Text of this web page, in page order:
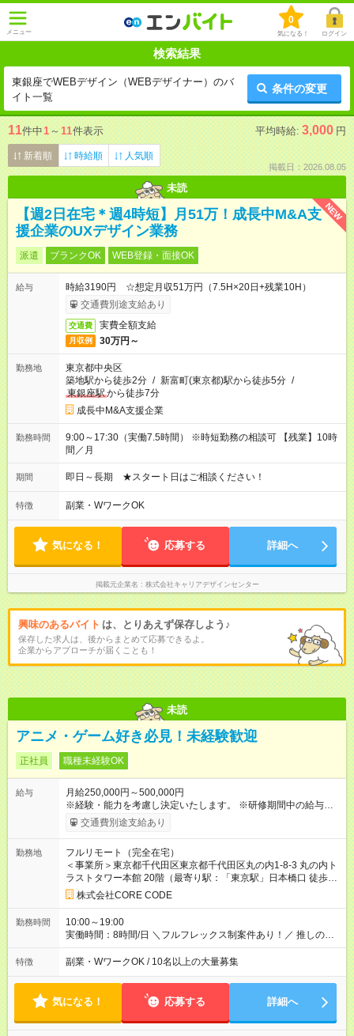
メニュー
0
気になる！ ログイン
検索結果
東銀座でWEBデザイン（WEBデザイナー）のバ
イト一覧
条件の変更
11件中1 ～ 11件表示 平均時給: 3,000 円
新着順 時給順 人気順
掲載日：2026.08.05
未読
NEW
【週2日在宅＊週4時短】月51万！成長中M&A支
援企業のUXデザイン業務
派遣 ブランクOK WEB登録・面接OK
給与
時給3190円 ☆想定月収51万円（7.5H×20日+残業10H）
交通費別途支給あり
交通費 実費全額支給
月収例 30万円～
勤務地
東京都中央区
築地駅から徒歩2分 / 新富町(東京都)駅から徒歩5分 /
東銀座駅から徒歩7分
成長中M&A支援企業
勤務時間
9:00～17:30（実働7.5時間） ※時短勤務の相談可 【残業】10時
間／月
期間 即日～長期 ★スタート日はご相談ください！
特徴 副業・WワークOK
気になる！ 応募する 詳細へ
掲載元企業名 株式会社キャリアデザインセンター
興味のあるバイト は、とりあえず保存しよう♪
保存した求人は、後からまとめて応募できるよ。
企業からアプローチが届くことも！
未読
アニメ・ゲーム好き必見！未経験歓迎
正社員 職種未経験OK
給与
月給250,000円～500,000円
※経験・能力を考慮し決定いたします。 ※研修期間中の給与は
月収21万円～となります。 （残業代は別途全額支給） 【試用期
間】試用期間あり 試用期間の長さ：6ヶ月 ※ 雇用形態と給与
（契約社員） 給与：月給 210,000円 ～ 500,000円 経験・能力を
考慮し決定いたします。 試用期間と研修期間は異なります ∟試
用期間：6ヶ月 ∟研修期間：12ヶ月 試用期間中の雇用形態は契
約社員となりますが、そのほか待遇は異なりません。 ■試用期間
中の給与は支社により異なります。 本求人では東京本社の給与
額を記載しています。 ■ 試用期間中・研修期間中は 住宅補助な
どの福利厚生が一部制限されます
交通費別途支給あり
勤務地
フルリモート（完全在宅）
＜事業所＞東京都千代田区東京都千代田区丸の内1-8-3 丸の内ト
ラストタワー本館 20階（最寄り駅：「東京駅」日本橋口 徒歩1
分）株式会社CORE CODE
勤務時間
10:00～19:00
実働時間：8時間/日 ＼フルフレックス制案件あり！／ 推しのア
ニメをいち早くチェックできる オンラインゲームの開始時間を
考慮しなくても良い◎ ◎実働8時間（休憩1時間） ◎プロジェク
特徴 副業・WワークOK / 10名以上の大量募集
気になる！ 応募する 詳細へ